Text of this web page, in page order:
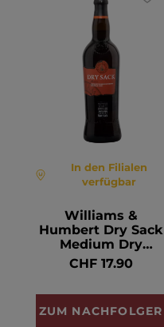
In den Filialen
verfügbar
Williams &
Humbert Dry Sack
Medium Dry
Sherry 15° 75cl
CHF 17.90
ZUM NACHFOLGER